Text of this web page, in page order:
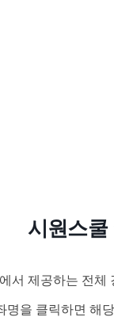
시원스쿨
서 제공하는 전체
명을 클릭하면 해